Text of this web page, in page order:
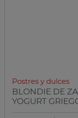
Postres y dulces
BLONDIE DE
YOGURT